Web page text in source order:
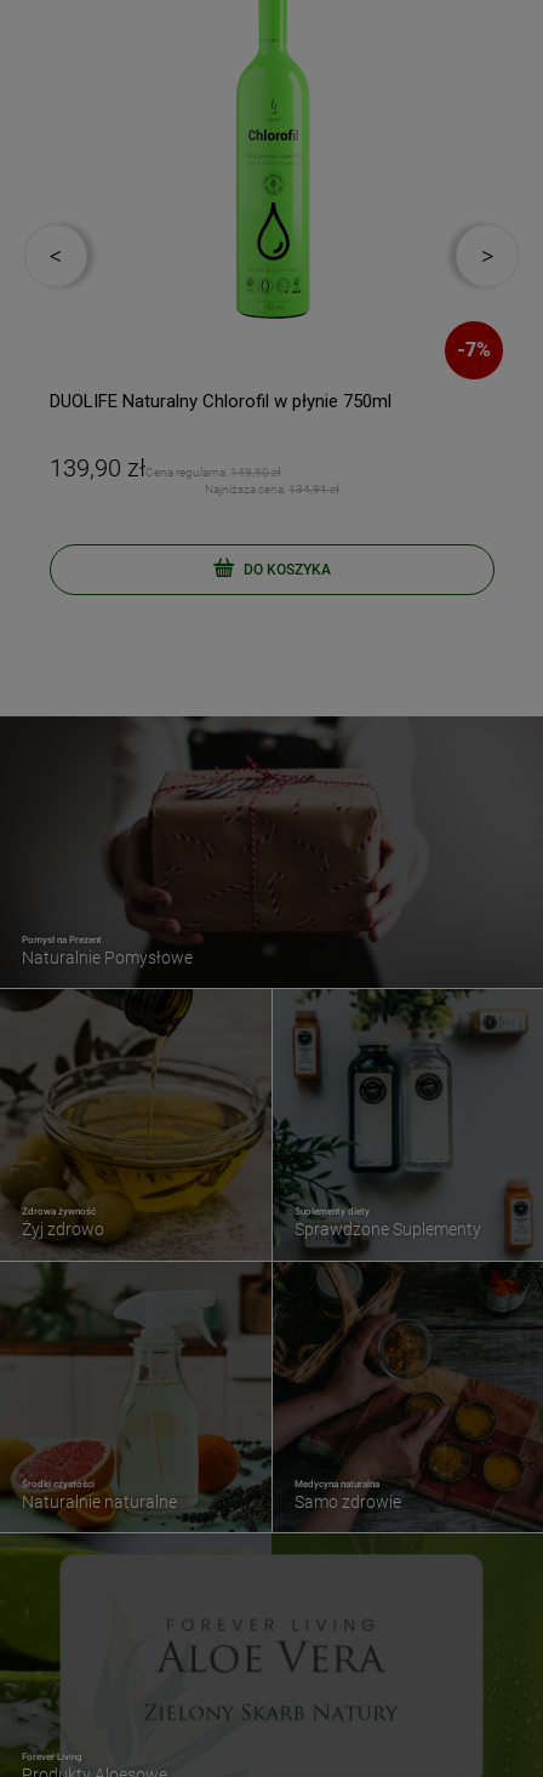
-7%
DUOLIFE Naturalny Chlorofil w płynie 750ml
139,90 złCena regularna: 149,90 zł
Najniższa cena: 134,91 zł
DO KOSZYKA
Pomysł na Prezent
Naturalnie Pomysłowe
Zdrowa żywność
Żyj zdrowo
Suplementy diety
Sprawdzone Suplementy
Forever Living
Środki czystości
Naturalnie naturalne
Medycyna naturalna
Samo zdrowie